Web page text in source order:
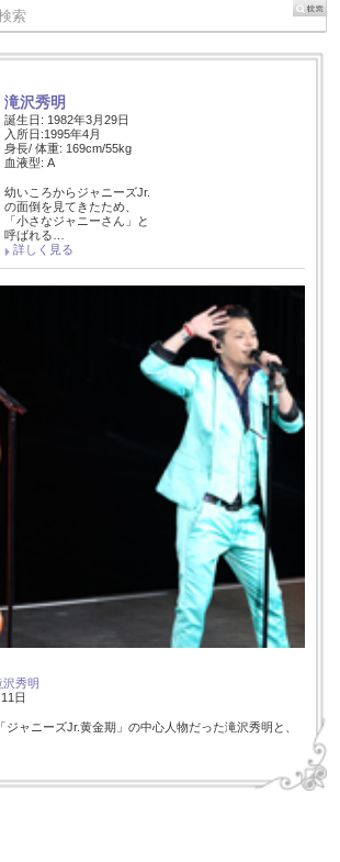
滝沢秀明
誕生日: 1982年3月29日
入所日:1995年4月
身長/ 体重: 169cm/55kg
血液型: A
幼いころからジャニーズJr.
の面倒を見てきたため、
「小さなジャニーさん」と
呼ばれる…
詳しく見る
沢秀明
日
ジャニーズJr.黄金期」の中心人物だった滝沢秀明と、